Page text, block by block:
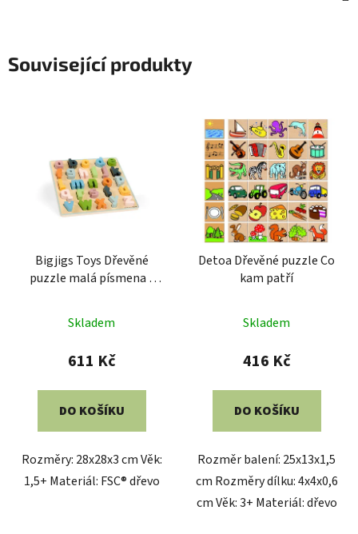
Související produkty
Bigjigs Toys Dřevěné
puzzle malá písmena -
Skladem
611 Kč
DO KOŠÍKU
Rozměry: 28x28x3 cm Věk:
1,5+ Materiál: FSC® dřevo
Detoa Dřevěné puzzle Co
kam patří
Skladem
416 Kč
DO KOŠÍKU
Rozměr balení: 25x13x1,5
cm Rozměry dílku: 4x4x0,6
cm Věk: 3+ Materiál: dřevo